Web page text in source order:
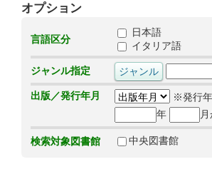
オプション
言語区分
日本語
イタリア語
ジャンル指定
出版／発行年月
※発行年
年
検索対象図書館 中央図書館